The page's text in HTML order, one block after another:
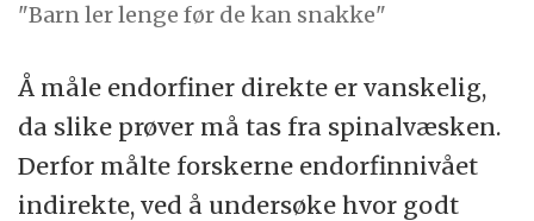
"Barn ler lenge før de kan snakke"
Å måle endorfiner direkte er vanskelig,
da slike prøver må tas fra spinalvæsken.
Derfor målte forskerne endorfinnivået
indirekte, ved å undersøke hvor godt